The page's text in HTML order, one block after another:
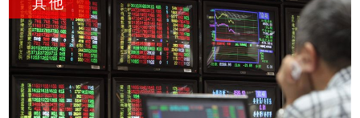
利舉證。此外，針對租客利用「擠牙膏式」付租
鑽漏洞，應增訂若一年內有2至3次未足額給付租
金即視同違約。透過修法補齊法規灰色地帶，結
合公證制度，才能有效降低租賃糾紛，減輕房東
損失及司法資源負擔，保障租賃市場公平性。
其他